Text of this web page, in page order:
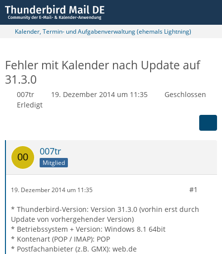
Kalender, Termin- und Aufgabenverwaltung (ehemals Lightning)
Fehler mit Kalender nach Update auf
31.3.0
007tr 19. Dezember 2014 um 11:35
Geschlossen
Erledigt
007tr
Mitglied
19. Dezember 2014 um 11:35 #1
* Thunderbird-Version: Version 31.3.0 (vorhin erst durch
Update von vorhergehender Version)
* Betriebssystem + Version: Windows 8.1 64bit
* Kontenart (POP / IMAP): POP
* Postfachanbieter (z.B. GMX): web.de